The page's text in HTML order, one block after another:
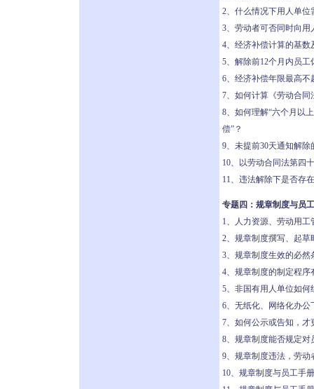
2、什么情况下用人单
3、劳动者可否同时向
4、经济补偿计算的基数
5、解除前12个月内员
6、经济补偿年限最高
7、如何计算《劳动合
8、如何理解“六个月以
偿”？
9、未提前30天通知解
10、以劳动合同法第四
11、违法解除下是否存
专题四：规章制度与员
1、人力资源、劳动用
2、规章制度撰写、起
3、规章制度生效的必然
4、规章制度的制定程序
5、非国有用人单位如何
6、无纸化、网络化办
7、如何公示或告知，
8、规章制度能否规定对
9、规章制度违法，劳
10、规章制度与员工手